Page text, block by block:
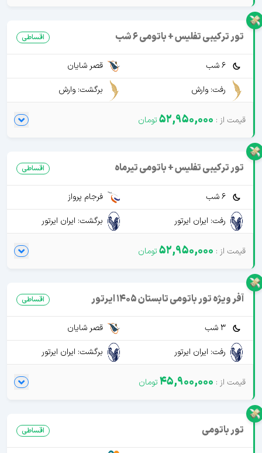
تور ترکیبی تفلیس + باتومی 6 شب اقساطی
6 شب
قصر شایان
رفت: وارش
برگشت: وارش
52,950,000
تور ترکیبی تفلیس + باتومی تیرماه اقساطی
6 شب
فرجام پرواز
رفت: ایران ایرتور
برگشت: ایران ایرتور
52,950,000
آفر ویژه تور باتومی تابستان 1405 ایرتور اقساطی
3 شب
قصر شایان
رفت: ایران ایرتور
برگشت: ایران ایرتور
45,900,000
تور باتومی اقساطی